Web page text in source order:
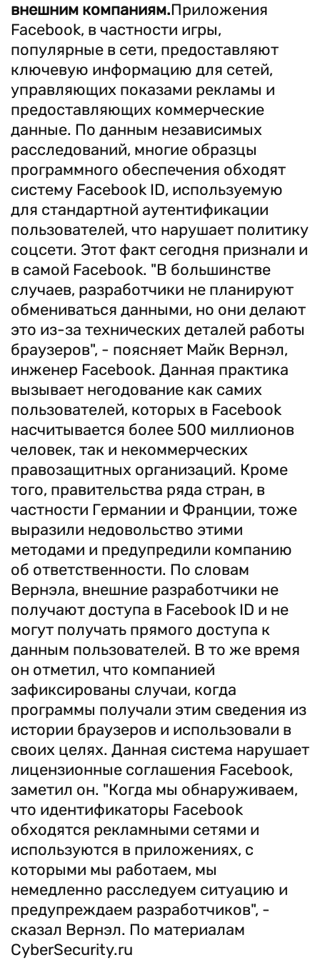
внешним компаниям.Приложения
Facebook, в частности игры,
популярные в сети, предоставляют
ключевую информацию для сетей,
управляющих показами рекламы и
предоставляющих коммерческие
данные. По данным независимых
расследований, многие образцы
программного обеспечения обходят
систему Facebook ID, используемую
для стандартной аутентификации
пользователей, что нарушает политику
соцсети. Этот факт сегодня признали и
в самой Facebook. "В большинстве
случаев, разработчики не планируют
обмениваться данными, но они делают
это из-за технических деталей работы
браузеров", - поясняет Майк Вернэл,
инженер Facebook. Данная практика
вызывает негодование как самих
пользователей, которых в Facebook
насчитывается более 500 миллионов
человек, так и некоммерческих
правозащитных организаций. Кроме
того, правительства ряда стран, в
частности Германии и Франции, тоже
выразили недовольство этими
методами и предупредили компанию
об ответственности. По словам
Вернэла, внешние разработчики не
получают доступа в Facebook ID и не
могут получать прямого доступа к
данным пользователей. В то же время
он отметил, что компанией
зафиксированы случаи, когда
программы получали этим сведения из
истории браузеров и использовали в
своих целях. Данная система нарушает
лицензионные соглашения Facebook,
заметил он. "Когда мы обнаруживаем,
что идентификаторы Facebook
обходятся рекламными сетями и
используются в приложениях, с
которыми мы работаем, мы
немедленно расследуем ситуацию и
предупреждаем разработчиков", -
сказал Вернэл. По материалам
CyberSecurity.ru